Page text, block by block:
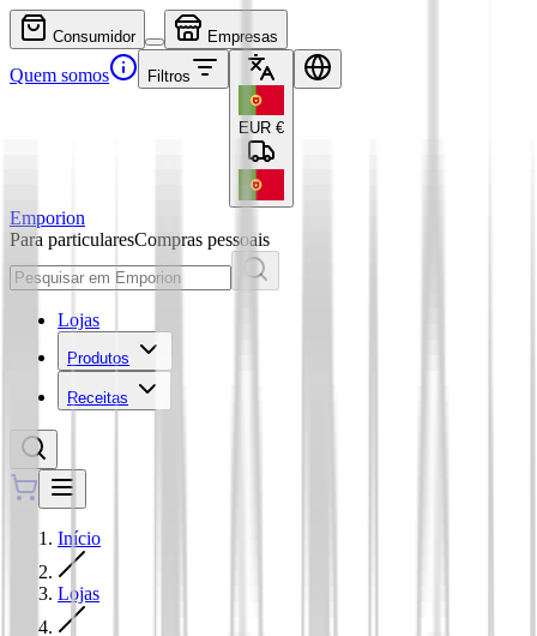
Consumidor Empresas
Quem somos Filtros
EUR €
Emporion
Para particularesCompras pessoais
Lojas
Produtos
Receitas
Início
Lojas